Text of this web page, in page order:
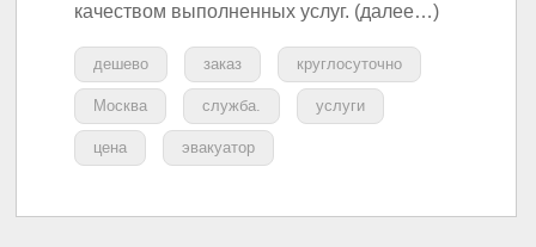
качеством выполненных услуг. (далее…)
дешево заказ круглосуточно
Москва служба. услуги
цена эвакуатор